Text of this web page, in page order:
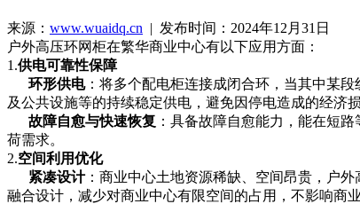
来源： www.wuaidq.cn | 发布时间：2024年12月31日
户外高压环网柜在繁华商业中心有以下应用方面：
1.供电可靠性保障
环形供电：将多个配电柜连接成闭合环，当其中某
及公共设施等的持续稳定供电，避免因停电造成的经济
故障自愈与快速恢复 ：具备故障自愈能力，能在短
荷需求。
2.空间利用优化
紧凑设计：商业中心土地资源稀缺、空间昂贵，户
融合设计，减少对商业中心有限空间的占用，不影响商